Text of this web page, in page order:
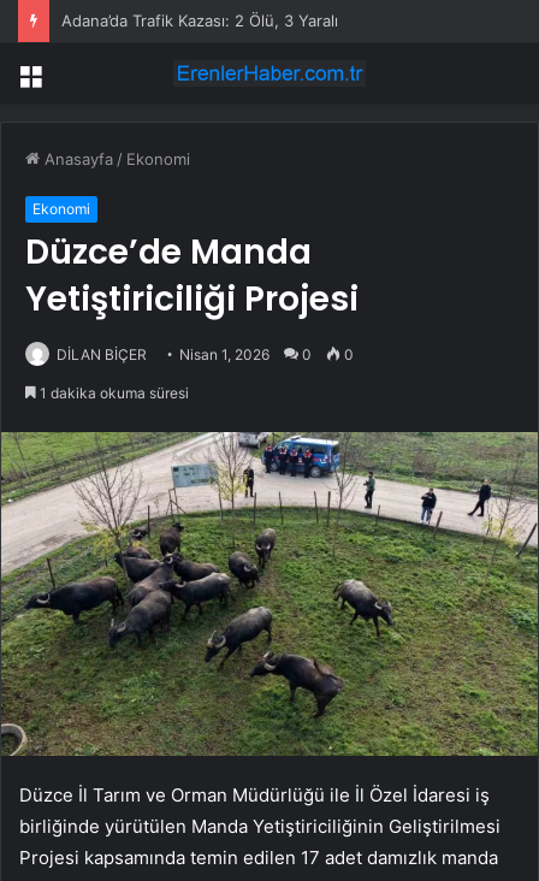
Adana’da Trafik Kazası: 2 Ölü, 3 Yaralı
Menü
Anasayfa / Ekonomi
Ekonomi
Düzce’de Manda
Yetiştiriciliği Projesi
DİLAN BİÇER Nisan 1, 2026 0 0
1 dakika okuma süresi
Düzce İl Tarım ve Orman Müdürlüğü ile İl Özel İdaresi iş
birliğinde yürütülen Manda Yetiştiriciliğinin Geliştirilmesi
Projesi kapsamında temin edilen 17 adet damızlık manda